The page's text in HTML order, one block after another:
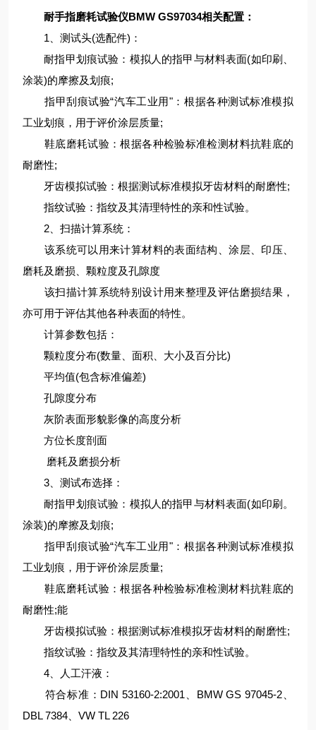
耐手指磨耗试验仪BMW GS97034相关配置：
1、测试头(选配件)：
耐指甲划痕试验：模拟人的指甲与材料表面(如印刷、
涂装)的摩擦及划痕;
指甲刮痕试验“汽车工业用"：根据各种测试标准模拟
工业划痕，用于评价涂层质量;
鞋底磨耗试验：根据各种检验标准检测材料抗鞋底的
耐磨性;
牙齿模拟试验：根据测试标准模拟牙齿材料的耐磨性;
指纹试验：指纹及其清理特性的亲和性试验。
2、扫描计算系统：
该系统可以用来计算材料的表面结构、涂层、印压、
磨耗及磨损、颗粒度及孔隙度
该扫描计算系统特别设计用来整理及评估磨损结果，
亦可用于评估其他各种表面的特性。
计算参数包括：
颗粒度分布(数量、面积、大小及百分比)
平均值(包含标准偏差)
孔隙度分布
灰阶表面形貌影像的高度分析
方位长度剖面
磨耗及磨损分析
3、测试布选择：
耐指甲划痕试验：模拟人的指甲与材料表面(如印刷。
涂装)的摩擦及划痕;
指甲刮痕试验“汽车工业用"：根据各种测试标准模拟
工业划痕，用于评价涂层质量;
鞋底磨耗试验：根据各种检验标准检测材料抗鞋底的
耐磨性;能
牙齿模拟试验：根据测试标准模拟牙齿材料的耐磨性;
指纹试验：指纹及其清理特性的亲和性试验。
4、人工汗液：
符合标准：DIN 53160-2:2001、BMW GS 97045-2、
DBL 7384、VW TL 226